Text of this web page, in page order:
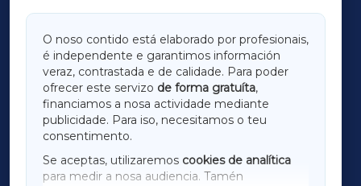
O noso contido está elaborado por profesionais,
é independente e garantimos información
veraz, contrastada e de calidade. Para poder
ofrecer este servizo de forma gratuíta,
financiamos a nosa actividade mediante
publicidade. Para iso, necesitamos o teu
consentimento.
Se aceptas, utilizaremos cookies de analítica
para medir a nosa audiencia. Tamén
LUGOXA
TERRACHAXA